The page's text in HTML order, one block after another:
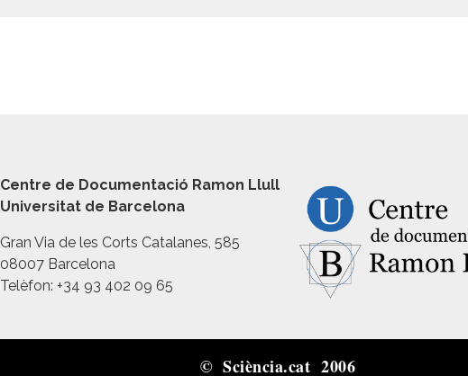
Centre de Documentació Ramon Llull
Universitat de Barcelona
Gran Via de les Corts Catalanes, 585
08007 Barcelona
Telèfon: +34 93 402 09 65
© Sciència.cat 2006